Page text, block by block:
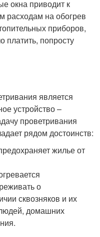
окна приводит к
расходам на обогрев
приборов,
платить, попросту
является
устройство –
проветривания
рядом достоинств:
жилье от
о
сквозняков и их
домашних